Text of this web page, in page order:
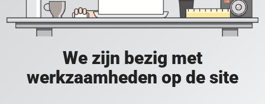
We zijn bezig met
werkzaamheden op de site